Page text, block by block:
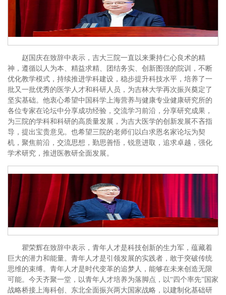
赵国庆在致辞中表示，吉大三院一直以来秉持仁心良术的精
神，遵循以人为本、精益求精、团结务实、创新图强的院训，不断
优化教学模式，持续推进学科建设，稳步提升科技水平，培养了一
批又一批优秀的医学人才和科研人员，为吉林大学再次振兴奠定了
坚实基础。他衷心希望中国科学上海营养与健康专业健康研究所的
各位专家在论坛中分享成功经验，交流学习前沿，分享研究成果，
为三院的学科和科研的高质量发展，为吉大医学的创新发展不吝指
导，提出宝贵意见。也希望三院的老师们以白求恩名家论坛为契
机，聚焦前沿，交流思想，勤思善悟，锐意进取，追求卓越，强化
学术研究，推进医教研全面发展。
瞿荣辉在致辞中表示，青年人才是科技创新的生力军，蕴藏着
巨大的潜力和能量。青年人才是引领发展的实践者，敢于突破传统
思维的束缚。青年人才是时代变革的追梦人，能够在未来创造无限
可能。今天齐聚一堂，以青年人才培养为落脚点，以“四个率先”国家
战略桥接上海科创、东北全面振兴两大国家战略，以建制化基础研